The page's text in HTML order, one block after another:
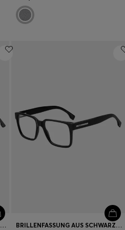
BRILLENFASSUNG IN MATTEM SCHWARZ MIT LOGOPLAKETTE BRILLENFASSUNG AUS SCHWARZEM ACETAT MIT LOGO-PLAKETTE